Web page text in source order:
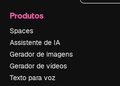
Produtos
Spaces
Assistente de IA
Gerador de imagens
Gerador de vídeos
Texto para voz